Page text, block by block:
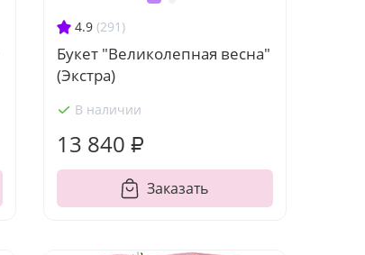
4.9 (291)
Букет "Великолепная весна"
(Экстра)
В наличии
13 840 ₽
Заказать